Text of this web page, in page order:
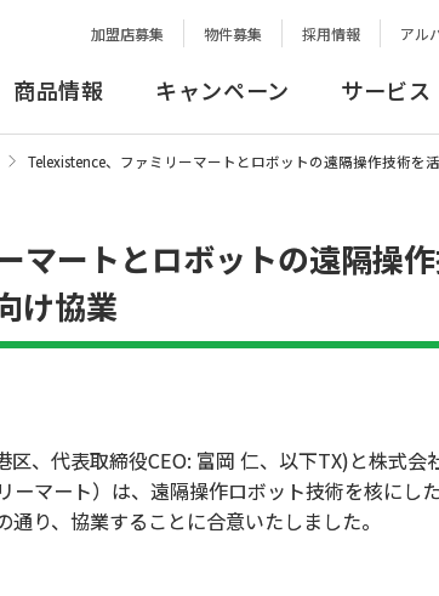
加盟店募集 物件募集 採用情報 アル
商品情報 キャンペーン サービス
Telexistence、ファミリーマートとロボットの遠隔操作技術を
ートとロボットの遠隔操
け協業
、代表取締役CEO: 富岡 仁、以下TX)と株式会
マート）は、遠隔操作ロボット技術を核にし
り、協業することに合意いたしました。